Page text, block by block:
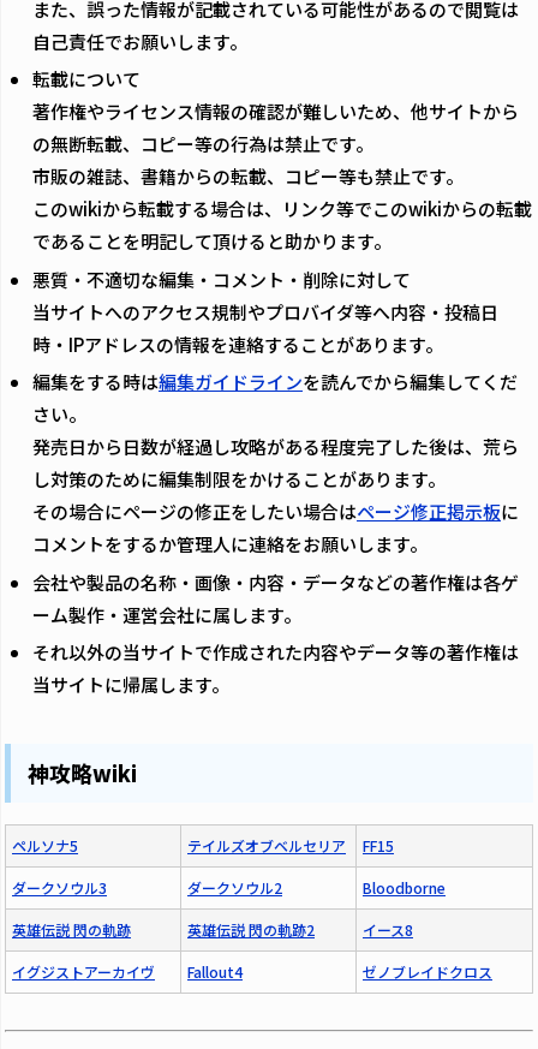
また、誤った情報が記載されている可能性があるので閲覧は
自己責任でお願いします。
転載について
著作権やライセンス情報の確認が難しいため、他サイトから
の無断転載、コピー等の行為は禁止です。
市販の雑誌、書籍からの転載、コピー等も禁止です。
このwikiから転載する場合は、リンク等でこのwikiからの転載
であることを明記して頂けると助かります。
悪質・不適切な編集・コメント・削除に対して
当サイトへのアクセス規制やプロバイダ等へ内容・投稿日
時・IPアドレスの情報を連絡することがあります。
編集をする時は編集ガイドラインを読んでから編集してくだ
さい。
発売日から日数が経過し攻略がある程度完了した後は、荒ら
し対策のために編集制限をかけることがあります。
その場合にページの修正をしたい場合はページ修正掲示板に
コメントをするか管理人に連絡をお願いします。
会社や製品の名称・画像・内容・データなどの著作権は各ゲ
ーム製作・運営会社に属します。
それ以外の当サイトで作成された内容やデータ等の著作権は
当サイトに帰属します。
神攻略wiki
ペルソナ5 テイルズオブベルセリア FF15
ダークソウル3 ダークソウル2 Bloodborne
英雄伝説 閃の軌跡 英雄伝説 閃の軌跡2 イース8
イグジストアーカイヴ Fallout4 ゼノブレイドクロス